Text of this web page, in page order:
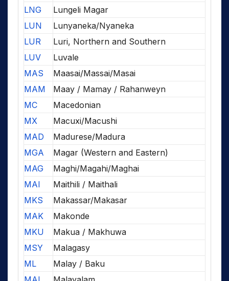
LNG
Lungeli Magar
LUN
Lunyaneka/Nyaneka
LUR
Luri, Northern and Southern
LUV
Luvale
MAS
Maasai/Massai/Masai
MAM
Maay / Mamay / Rahanweyn
MC
Macedonian
MX
Macuxi/Macushi
MAD
Madurese/Madura
MGA
Magar (Western and Eastern)
MAG
Maghi/Magahi/Maghai
MAI
Maithili / Maithali
MKS
Makassar/Makasar
MAK
Makonde
MKU
Makua / Makhuwa
MSY
Malagasy
ML
Malay / Baku